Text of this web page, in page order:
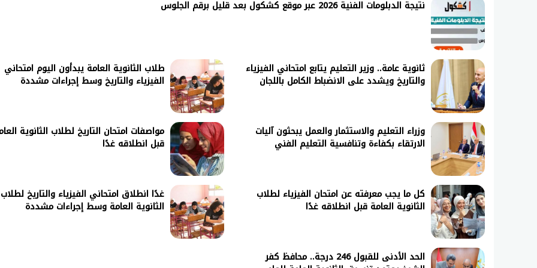
نتيجة الدبلومات الفنية 2026 عبر موقع كشكول بعد قليل برقم الجلوس
ثانوية عامة.. وزير التعليم يتابع امتحاني الفيزياء
والتاريخ ويشدد على الانضباط الكامل باللجان
طلاب الثانوية العامة يبدأون اليوم امتحاني
الفيزياء والتاريخ وسط إجراءات مشددة
وزراء التعليم والاستثمار والعمل يبحثون آليات
الارتقاء بكفاءة وتنافسية التعليم الفني
مواصفات امتحان التاريخ لطلاب الثانوية
قبل انطلاقه غدًا
كل ما يجب معرفته عن امتحان الفيزياء لطلاب
الثانوية العامة قبل انطلاقه غدًا
غدًا انطلاق امتحاني الفيزياء والتاريخ لطلاب
الثانوية العامة وسط إجراءات مشددة
الحد الأدنى للقبول 246 درجة.. محافظ كفر